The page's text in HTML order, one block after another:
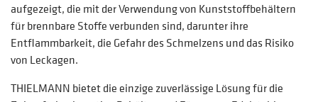
aufgezeigt, die mit der Verwendung von Kunststoffbehältern
für brennbare Stoffe verbunden sind, darunter ihre
Entflammbarkeit, die Gefahr des Schmelzens und das Risiko
von Leckagen.
THIELMANN bietet die einzige zuverlässige Lösung für die